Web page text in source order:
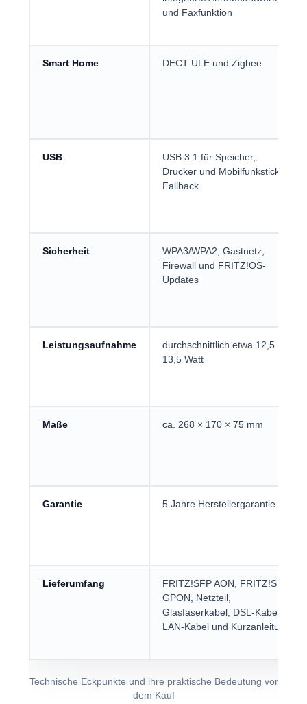
und Faxfunktion
Smart Home DECT ULE und Zigbee
USB
USB 3.1 für Speicher,
Drucker und Mobilfunkstick-
Fallback
Sicherheit
WPA3/WPA2, Gastnetz,
Firewall und FRITZ!OS-
Updates
Leistungsaufnahme
durchschnittlich etwa 12,5 bis
13,5 Watt
Maße ca. 268 × 170 × 75 mm
Garantie 5 Jahre Herstellergarantie
Lieferumfang
FRITZ!SFP AON, FRITZ!SFP
GPON, Netzteil,
Glasfaserkabel, DSL-Kabel,
LAN-Kabel und Kurzanleitung
Technische Eckpunkte und ihre praktische Bedeutung vor
dem Kauf